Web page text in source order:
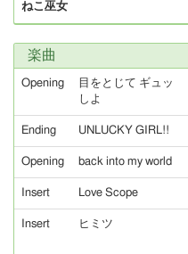
ねこ巫女
楽曲
Opening
目をとじて ギュッ
しよ
Ending UNLUCKY GIRL!!
Opening back into my world
Insert Love Scope
Insert ヒミツ